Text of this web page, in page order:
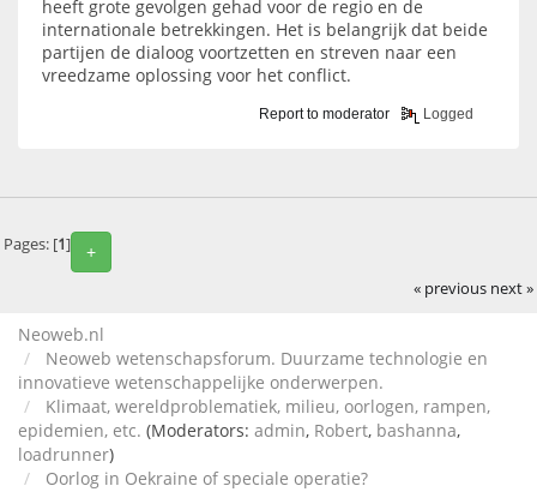
heeft grote gevolgen gehad voor de regio en de
internationale betrekkingen. Het is belangrijk dat beide
partijen de dialoog voortzetten en streven naar een
vreedzame oplossing voor het conflict.
Report to moderator Logged
+
Pages: [1]
« previous next »
Neoweb.nl
Neoweb wetenschapsforum. Duurzame technologie en
innovatieve wetenschappelijke onderwerpen.
Klimaat, wereldproblematiek, milieu, oorlogen, rampen,
epidemien, etc. (Moderators: admin, Robert, bashanna,
loadrunner)
Oorlog in Oekraine of speciale operatie?